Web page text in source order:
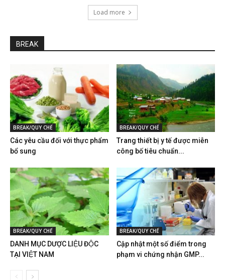
Load more
BREAK
BREAK/QUY CHẾ
Các yêu cầu đối với thực phẩm
bổ sung
BREAK/QUY CHẾ
Trang thiết bị y tế được miễn
công bố tiêu chuẩn...
BREAK/QUY CHẾ
DANH MỤC DƯỢC LIỆU ĐỘC
TẠI VIỆT NAM
BREAK/QUY CHẾ
Cập nhật một số điểm trong
phạm vi chứng nhận GMP...